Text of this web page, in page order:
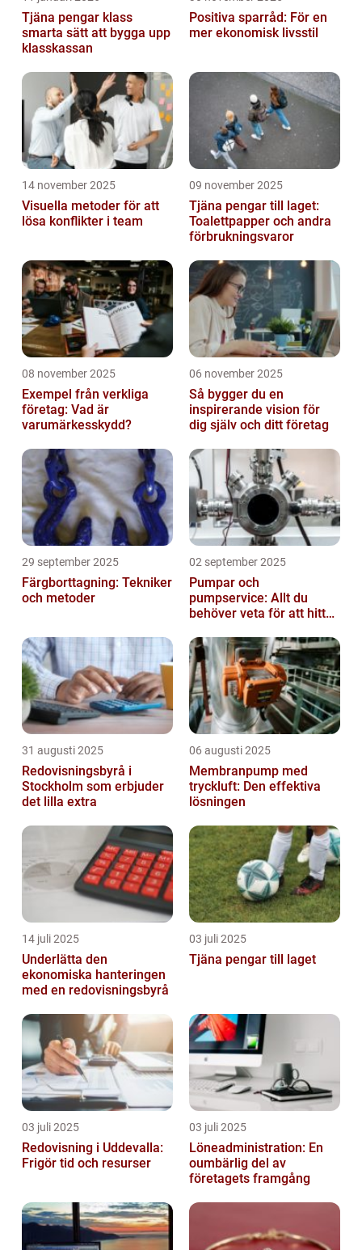
Tjäna pengar klass
smarta sätt att bygga upp
klasskassan
Positiva sparråd: För en
mer ekonomisk livsstil
14 november 2025
Visuella metoder för att
lösa konflikter i team
09 november 2025
Tjäna pengar till laget:
Toalettpapper och andra
förbrukningsvaror
08 november 2025
Exempel från verkliga
företag: Vad är
varumärkesskydd?
06 november 2025
Så bygger du en
inspirerande vision för
dig själv och ditt företag
29 september 2025
Färgborttagning: Tekniker
och metoder
02 september 2025
Pumpar och
pumpservice: Allt du
behöver veta för att hitta
31 augusti 2025
Redovisningsbyrå i
Stockholm som erbjuder
det lilla extra
06 augusti 2025
Membranpump med
tryckluft: Den effektiva
lösningen
14 juli 2025
Underlätta den
ekonomiska hanteringen
med en redovisningsbyrå
03 juli 2025
Tjäna pengar till laget
03 juli 2025
Redovisning i Uddevalla:
Frigör tid och resurser
03 juli 2025
Löneadministration: En
oumbärlig del av
företagets framgång